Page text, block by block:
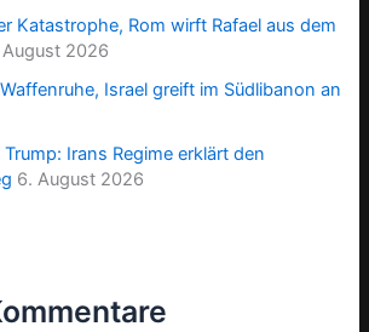
Katastrophe, Rom wirft Rafael aus dem
August 2026
Israel greift im Südlibanon an
Irans Regime erklärt den
6. August 2026